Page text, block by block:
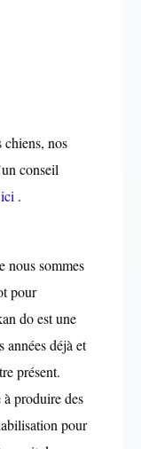
nos
conseil
.
nous sommes
pour
do est une
années déjà et
présent.
produire des
pour